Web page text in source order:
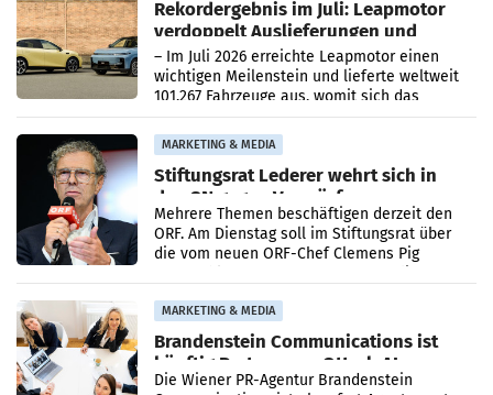
Rekordergebnis im Juli: Leapmotor
verdoppelt Auslieferungen und
überschreitet die 100.000er-Marke
– Im Juli 2026 erreichte Leapmotor einen
wichtigen Meilenstein und lieferte weltweit
101.267 Fahrzeuge aus, womit sich das
Ergebnis gegenüber Juli 2025 mehr als
verdoppelte (+102
MARKETING & MEDIA
Stiftungsrat Lederer wehrt sich in
den SN gegen Vorwürfe
Mehrere Themen beschäftigen derzeit den
ORF. Am Dienstag soll im Stiftungsrat über
die vom neuen ORF-Chef Clemens Pig
MARKETING & MEDIA
Brandenstein Communications ist
künftig Partner von OtterlyAI
Die Wiener PR-Agentur Brandenstein